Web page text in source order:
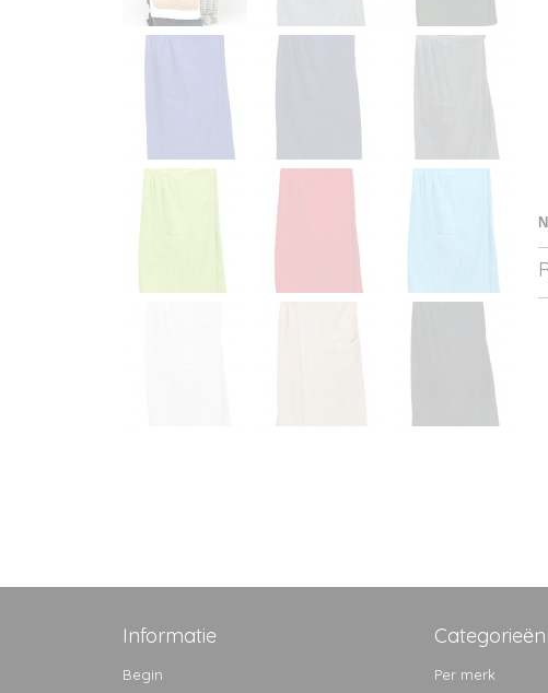
Informatie
Begin
Categorieën
Per merk